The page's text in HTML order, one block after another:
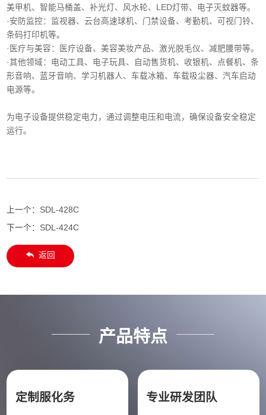
美甲机、智能马桶盖、补光灯、风水轮、LED灯带、电子灭蚊器等。
‌·安防监控‌：监视器、云台高速球机、门禁设备、考勤机、可视门铃、
条码打印机等。
·医疗与美容‌：医疗设备、美容美妆产品、激光脱毛仪、减肥腰带等。
‌·其他领域‌：电动工具、电子玩具、自动售货机、收银机、点餐机、条
形音响、蓝牙音响、学习机器人、车载冰箱、车载吸尘器、汽车启动
电源等。
为电子设备提供稳定电力，通过调整电压和电流，确保设备安全稳定
运行。
上一个： SDL-428C
下一个： SDL-424C
返回
产品特点
定制服化务 专业研发团队